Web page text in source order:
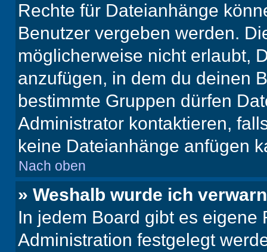
Rechte für Dateianhänge
Benutzer vergeben werden.
möglicherweise nicht erlaubt,
anzufügen, in dem du deinen
bestimmte Gruppen dürfen
Administrator kontaktieren,
keine Dateianhänge anfügen
Nach oben
» Weshalb wurde ich
In jedem Board gibt es
Administration festgelegt